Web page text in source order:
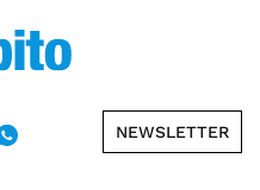
NEWSLETTER